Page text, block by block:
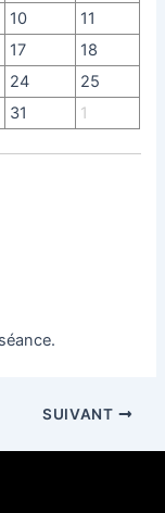
10
11
17
18
24
25
31 1
SUIVANT